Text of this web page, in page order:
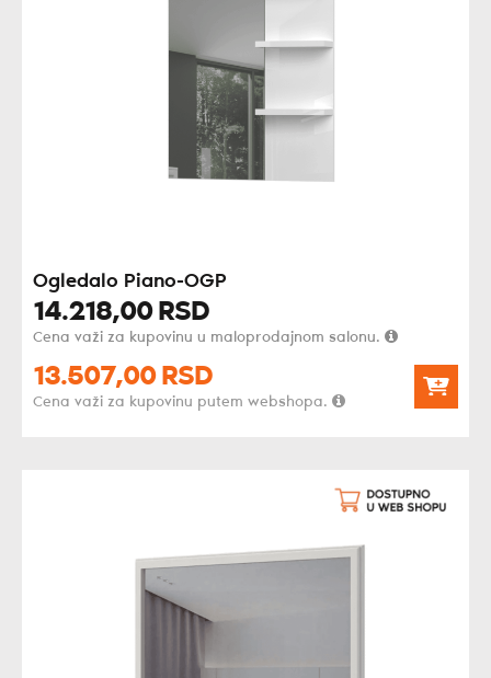
Ogledalo Piano-OGP
14.218,00 RSD
Cena važi za kupovinu u maloprodajnom salonu.
13.507,00 RSD
Cena važi za kupovinu putem webshopa.